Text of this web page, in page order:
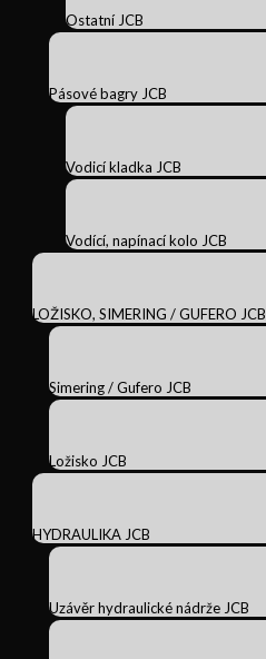
Ostatní JCB
Pásové bagry JCB
Vodicí kladka JCB
Vodící, napínací kolo JCB
LOŽISKO, SIMERING / GUFERO JCB
Simering / Gufero JCB
Ložisko JCB
HYDRAULIKA JCB
Uzávěr hydraulické nádrže JCB